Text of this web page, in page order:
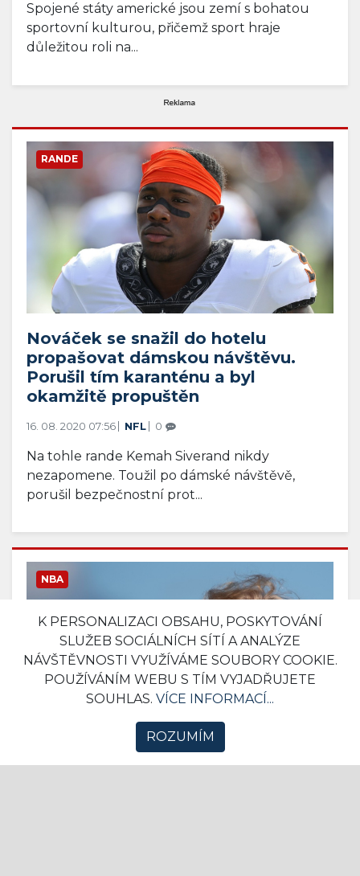
Spojené státy americké jsou zemí s bohatou
sportovní kulturou, přičemž sport hraje
důležitou roli na...
RANDE
Nováček se snažil do hotelu
propašovat dámskou návštěvu.
Porušil tím karanténu a byl
okamžitě propuštěn
16. 08. 2020 07:56 NFL 0
Na tohle rande Kemah Siverand nikdy
nezapomene. Toužil po dámské návštěvě,
porušil bezpečnostní prot...
NBA
"Pokud nechtějí stát při hymně, ať
K PERSONALIZACI OBSAHU, POSKYTOVÁNÍ
SLUŽEB SOCIÁLNÍCH SÍTÍ A ANALÝZE
NÁVŠTĚVNOSTI VYUŽÍVÁME SOUBORY COOKIE.
POUŽÍVÁNÍM WEBU S TÍM VYJADŘUJETE
SOUHLAS. VÍCE INFORMACÍ...
ROZUMÍM